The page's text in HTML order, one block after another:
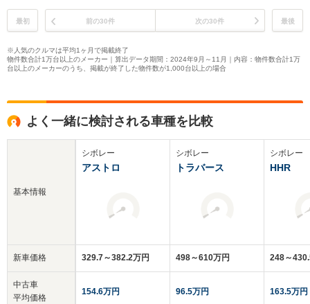
最初 前の30件 次の30件 最後
※人気のクルマは平均1ヶ月で掲載終了
物件数合計1万台以上のメーカー｜算出データ期間：2024年9月～11月｜内容：物件数合計1万
台以上のメーカーのうち、掲載が終了した物件数が1,000台以上の場合
よく一緒に検討される車種を比較
基本情報
新車価格
中古車
平均価格
シボレー
アストロ
329.7～382.2万円
154.6万円
シボレー
トラバース
498～610万円
96.5万円
シボレー
HHR
248～
163.5万円